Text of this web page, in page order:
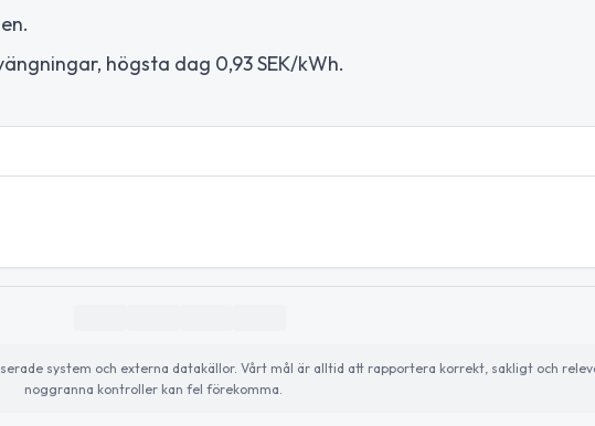
högsta dag 0,93 SEK/kWh.
system och externa datakällor. Vårt mål är alltid att rapportera korrekt, sakligt och
noggranna kontroller kan fel förekomma.